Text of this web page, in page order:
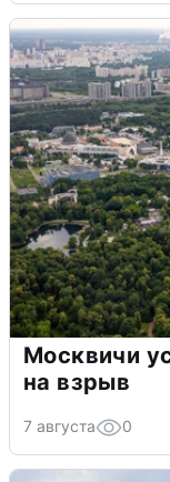
Москвичи
на взрыв
7 августа 0